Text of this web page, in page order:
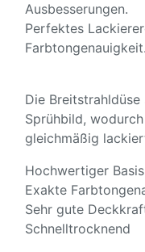
Ausbesserungen.
Perfektes
Farbtongenauigkeit.
Die
Sprühbild,
gleichmäßig
Hochwertiger
Exakte
Sehr gute
Schnelltrocknend